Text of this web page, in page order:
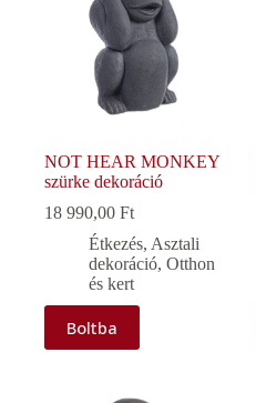
NOT HEAR MONKEY
szürke dekoráció
18 990,00 Ft
Étkezés, Asztali
dekoráció, Otthon
és kert
Boltba